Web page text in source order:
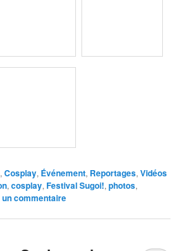
,Cosplay, Événement, Reportages,Vidéos
,cosplay,Festival Sugoi!,photos,
commentaire